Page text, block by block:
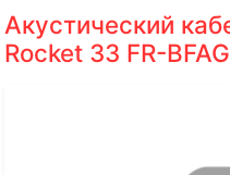
Акустический
Rocket 33 FR-